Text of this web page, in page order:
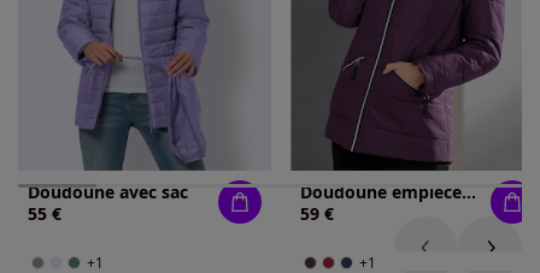
Doudoune avec sac
55 €
+1
Doudoune empiècement polaire au col
59 €
+1